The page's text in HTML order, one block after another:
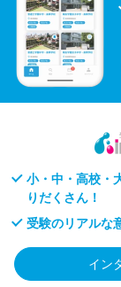
小・中・高校・
りだくさん！
受験のリアルな
イン